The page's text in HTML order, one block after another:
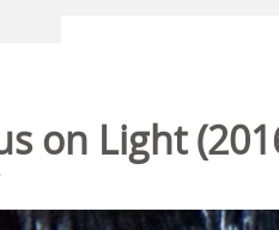
on Light